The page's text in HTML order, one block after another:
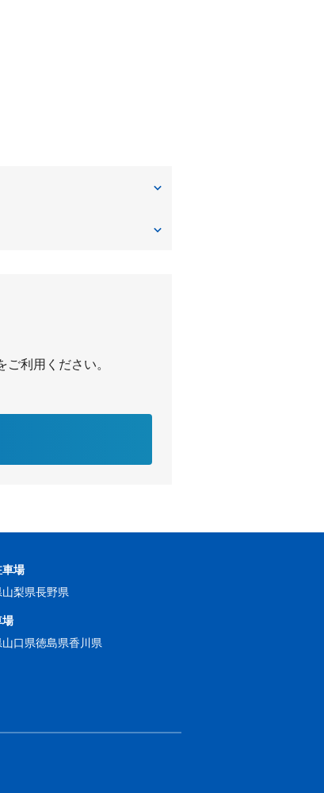
利用ください。
車場
山梨県長野県
場
山口県徳島県香川県